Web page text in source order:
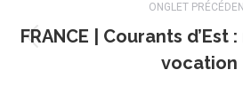
de
commentaire
ONGLET
Onglet
FRANCE | Courants d’Est
vocation